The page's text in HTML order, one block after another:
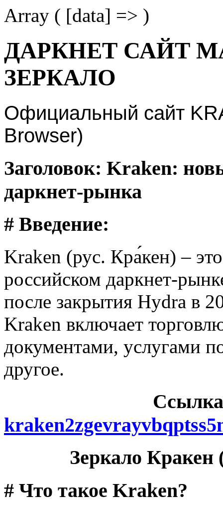
Array ( [data] => )
ДАРКНЕТ САЙТ
ЗЕРКАЛО
Официальный сайт
Browser)
Заголовок: Kraken:
даркнет-рынка
# Введение:
Kraken (рус. Кра́кен) –
российском даркнет-
после закрытия Hydra в
Kraken включает
документами, услугами
другое.
Зеркало Кракен
# Что такое Kraken?